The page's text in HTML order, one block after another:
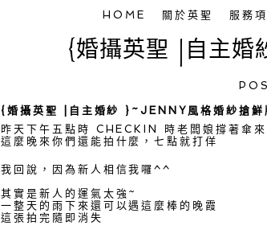
HOME 關於英聖 服務項
{婚攝英聖 |自主
{婚攝英聖 |自主婚紗 }~JENNY風格婚紗搶鮮
昨天下午五點時 CHECKIN 時老闆娘撐著傘來
這麼晚來你們還能拍什麼，七點就打佯
我回說，因為新人相信我囉^^
其實是新人的運氣太強~
一整天的雨下來還可以遇這麼棒的晚霞
這張拍完隨即消失